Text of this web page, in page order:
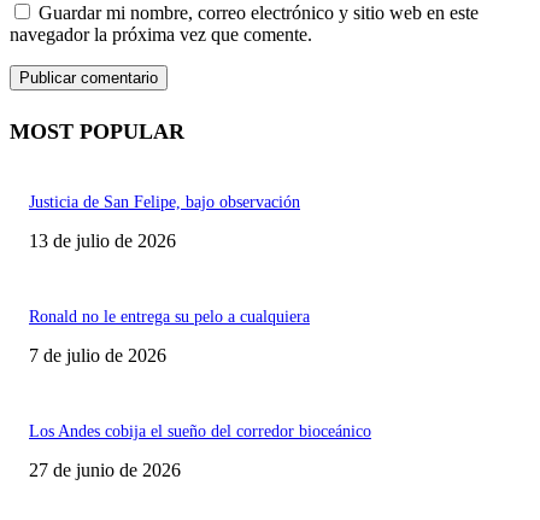
Guardar mi nombre, correo electrónico y sitio web en este
navegador la próxima vez que comente.
MOST POPULAR
Justicia de San Felipe, bajo observación
13 de julio de 2026
Ronald no le entrega su pelo a cualquiera
7 de julio de 2026
Los Andes cobija el sueño del corredor bioceánico
27 de junio de 2026